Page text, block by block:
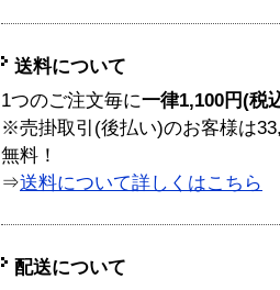
送料について
1つのご注文毎に一律1,100円(税
※売掛取引(後払い)のお客様は
無料！
⇒送料について詳しくはこちら
配送について